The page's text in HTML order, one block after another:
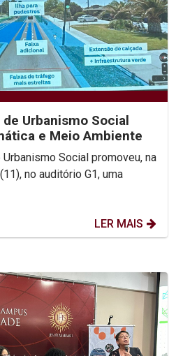
Urbanismo Social
e Meio Ambiente
Social promoveu, na
no auditório G1, uma
LER MAIS